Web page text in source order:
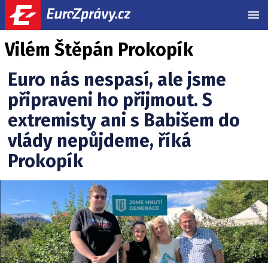
Vilém Štěpán Prokopík
Euro nás nespasí, ale jsme
připraveni ho přijmout. S
extremisty ani s Babišem do
vlády nepůjdeme, říká
Prokopík